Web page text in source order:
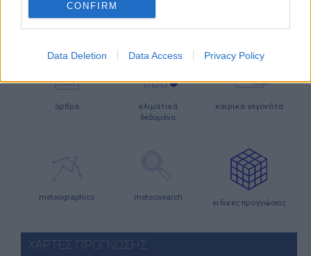
CONFIRM
Data Deletion Data Access Privacy Policy
ΕΝΗΜΕΡΩΣΗ
άρθρα
κλιματικά
δεδομένα
καιρικά γεγονότα
meteographics meteosearch
ειδικές προγνώσεις
ΧΑΡΤΕΣ ΠΡΟΓΝΩΣΗΣ